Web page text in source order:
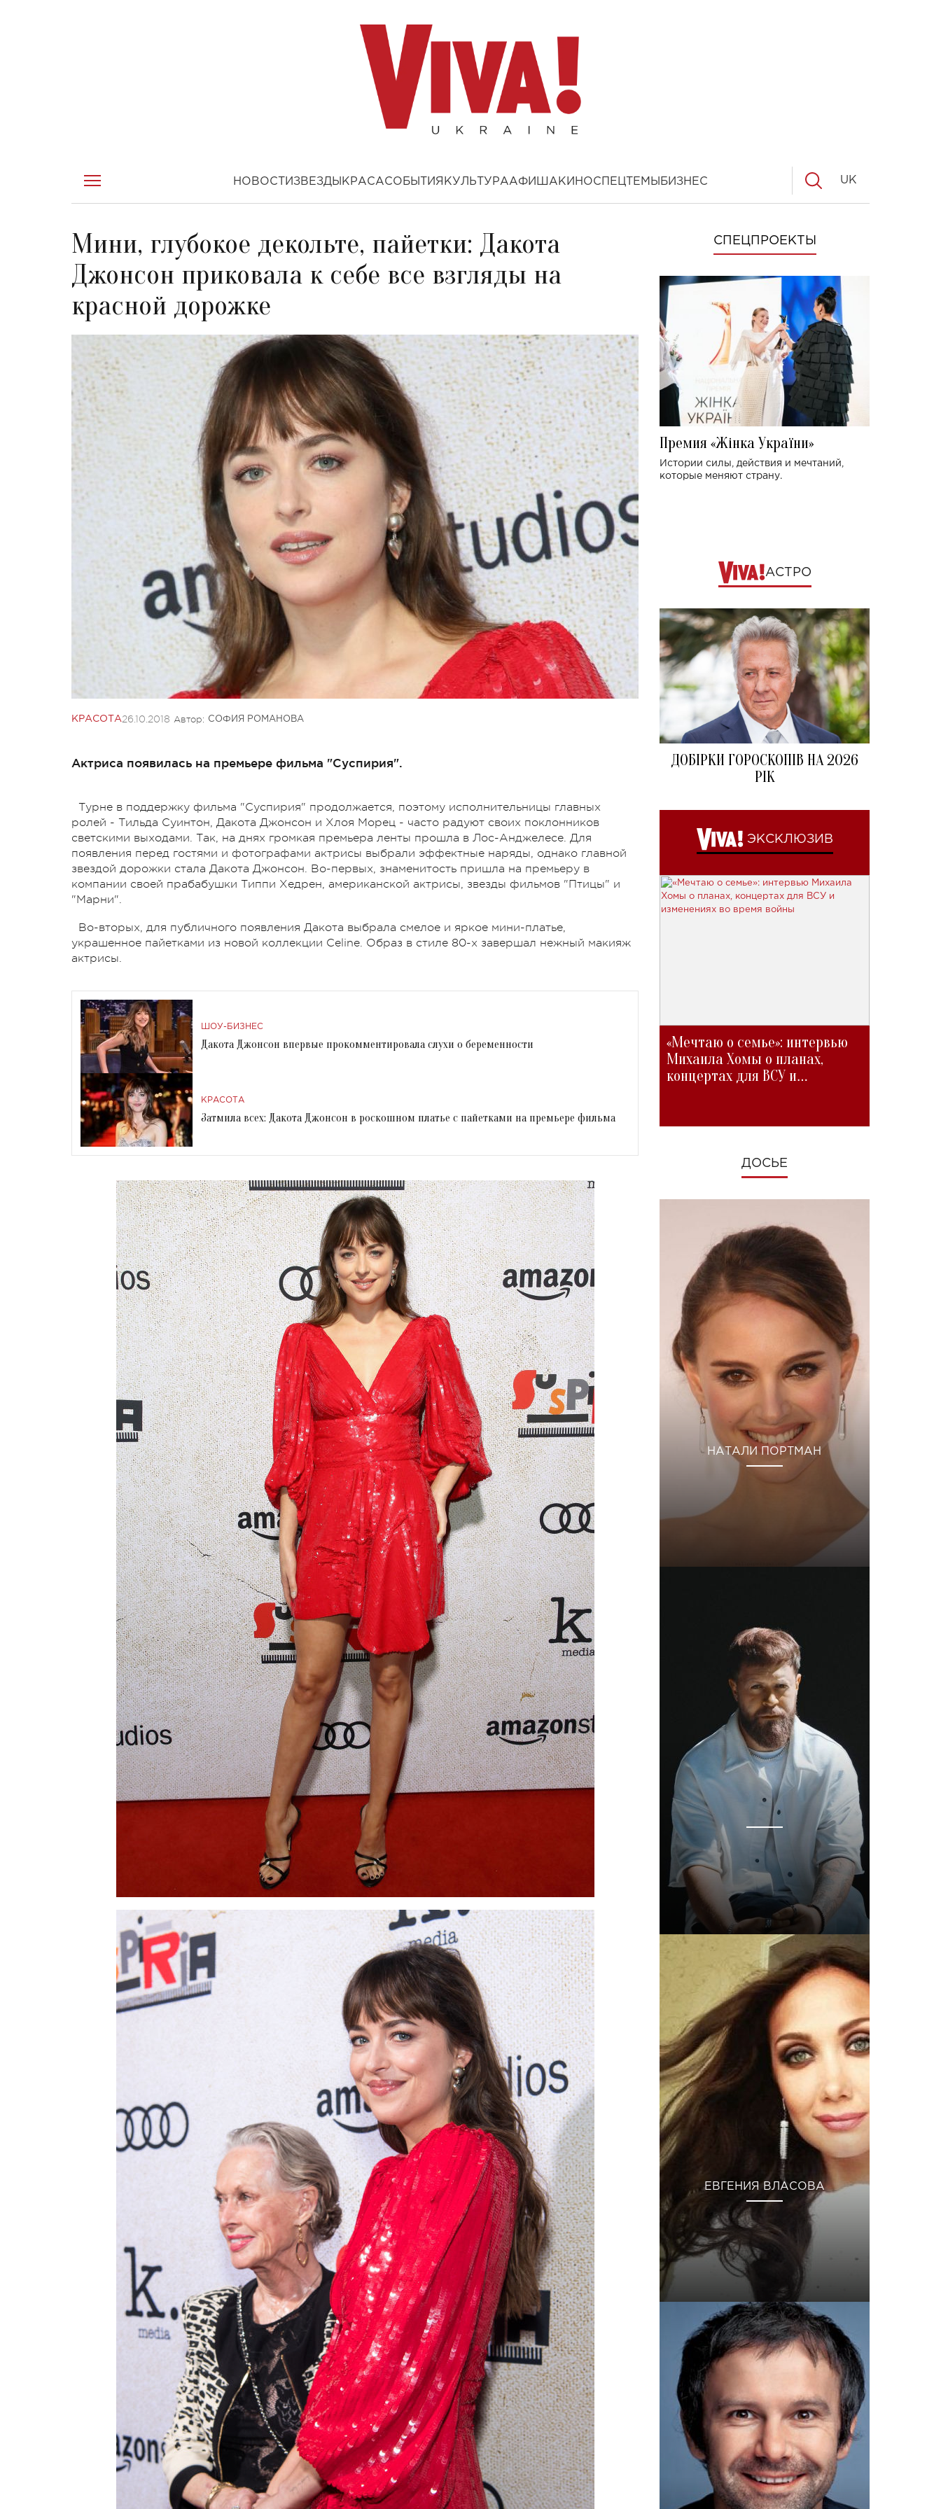
НОВОСТИ ЗВЕЗДЫ КРАСАСОБЫТИЯ КУЛЬТУРААФИША КИНОСПЕЦТЕМЫ БИЗНЕС UK
Мини, глубокое декольте, пайетки: Дакота
Джонсон приковала к себе все взгляды на
красной дорожке
КРАСОТА26.10.2018 Автор: СОФИЯ РОМАНОВА
Актриса появилась на премьере фильма "Суспирия".
Турне в поддержку фильма "Суспирия" продолжается, поэтому исполнительницы главных
ролей - Тильда Суинтон, Дакота Джонсон и Хлоя Морец - часто радуют своих поклонников
светскими выходами. Так, на днях громкая премьера ленты прошла в Лос-Анджелесе. Для
появления перед гостями и фотографами актрисы выбрали эффектные наряды, однако главной
звездой дорожки стала Дакота Джонсон. Во-первых, знаменитость пришла на премьеру в
компании своей прабабушки Типпи Хедрен, американской актрисы, звезды фильмов "Птицы" и
"Марни".
Во-вторых, для публичного появления Дакота выбрала смелое и яркое мини-платье,
украшенное пайетками из новой коллекции Celine. Образ в стиле 80-х завершал нежный макияж
актрисы.
ШОУ-БИЗНЕС
Дакота Джонсон впервые прокомментировала слухи о беременности
КРАСОТА
Затмила всех: Дакота Джонсон в роскошном платье с пайетками на премьере фильма
СПЕЦПРОЕКТЫ
Премия «Жінка України»
Истории силы, действия и мечтаний,
которые меняют страну.
АСТРО
ДОБІРКИ ГОРОСКОПІВ НА 2026
РІК
ЭКСКЛЮЗИВ
«Мечтаю о семье»: интервью
Михаила Хомы о планах,
концертах для ВСУ и
ДОСЬЕ
НАТАЛИ ПОРТМАН
ЕВГЕНИЯ ВЛАСОВА